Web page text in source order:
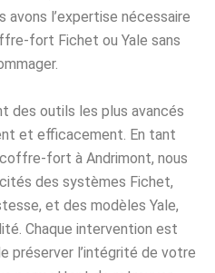
avons l’expertise nécessaire
fort Fichet ou Yale sans
des outils les plus avancés
et efficacement. En tant
fort à Andrimont, nous
des systèmes Fichet,
et des modèles Yale,
Chaque intervention est
préserver l’intégrité de votre